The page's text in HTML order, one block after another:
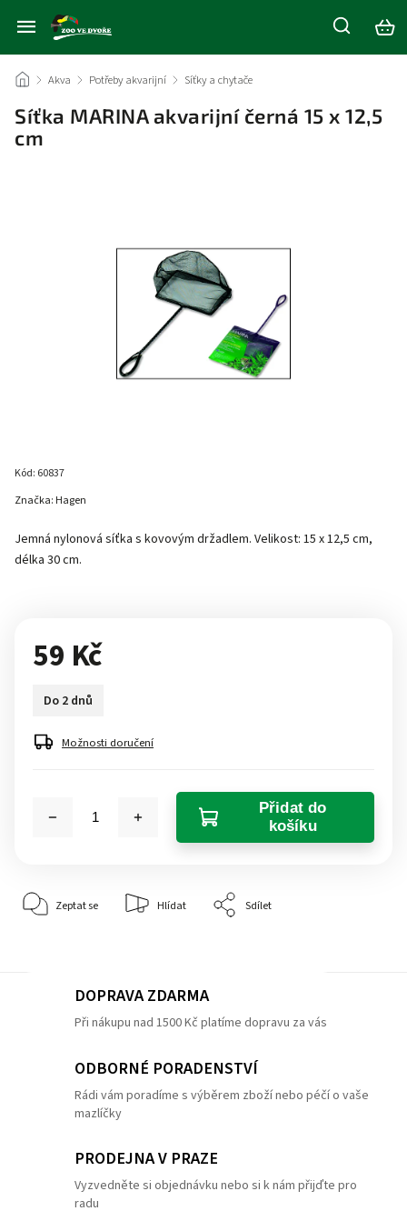
/ Akva / Potřeby akvarijní / Síťky a chytače
Síťka MARINA akvarijní černá 15 x 12,5
cm
Kód: 60837
Jemná nylonová síťka s kovovým držadlem. Velikost: 15 x 12,5 cm,
délka 30 cm.
Značka: Hagen
59 Kč
Do 2 dnů
Možnosti doručení
Přidat do
košíku
Zeptat se Hlídat Sdílet
DOPRAVA ZDARMA
Při nákupu nad 1500 Kč platíme dopravu za vás
ODBORNÉ PORADENSTVÍ
Rádi vám poradíme s výběrem zboží nebo péčí o vaše
mazlíčky
PRODEJNA V PRAZE
Vyzvedněte si objednávku nebo si k nám přijďte pro
radu